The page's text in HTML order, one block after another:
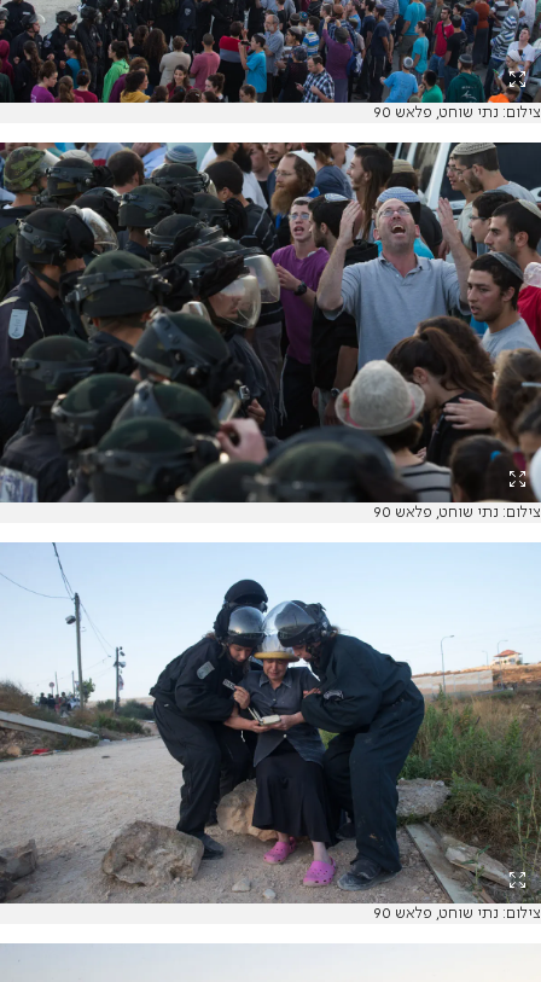
צילום: נתי שוחט, פלאש 90
צילום: נתי שוחט, פלאש 90
צילום: נתי שוחט, פלאש 90